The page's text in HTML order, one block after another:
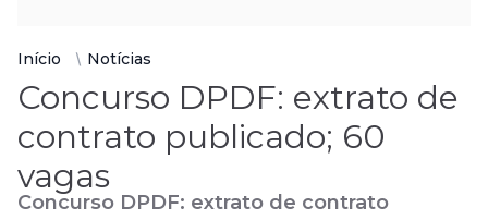
Início Notícias
Concurso DPDF: extrato de
contrato publicado; 60
vagas
Concurso DPDF: extrato de contrato